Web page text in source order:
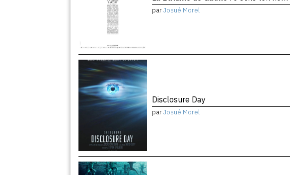
parJosué Morel
Disclosure Day
parJosué Morel